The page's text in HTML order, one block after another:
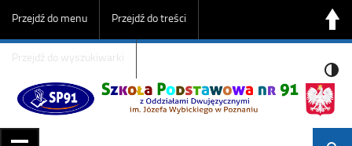
Przejdź do menu Przejdź do treści
Przejdź do wyszukiwarki